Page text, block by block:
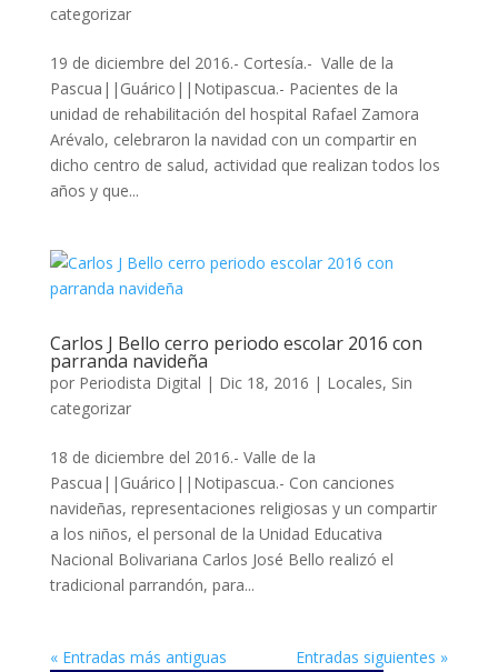
categorizar
19 de diciembre del 2016.- Cortesía.- Valle de la
Pascua||Guárico||Notipascua.- Pacientes de la
unidad de rehabilitación del hospital Rafael Zamora
Arévalo, celebraron la navidad con un compartir en
dicho centro de salud, actividad que realizan todos los
años y que...
Carlos J Bello cerro periodo escolar 2016 con
parranda navideña
por Periodista Digital | Dic 18, 2016 | Locales, Sin
categorizar
18 de diciembre del 2016.- Valle de la
Pascua||Guárico||Notipascua.- Con canciones
navideñas, representaciones religiosas y un compartir
a los niños, el personal de la Unidad Educativa
Nacional Bolivariana Carlos José Bello realizó el
tradicional parrandón, para...
« Entradas más antiguas Entradas siguientes »